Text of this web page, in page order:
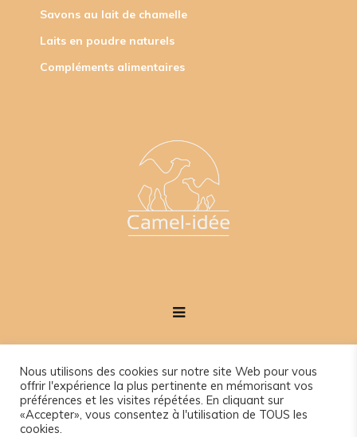
Savons au lait de chamelle
Laits en poudre naturels
Compléments alimentaires
Nous utilisons des cookies sur notre site Web pour vous
offrir l'expérience la plus pertinente en mémorisant vos
préférences et les visites répétées. En cliquant sur
«Accepter», vous consentez à l'utilisation de TOUS les
cookies.